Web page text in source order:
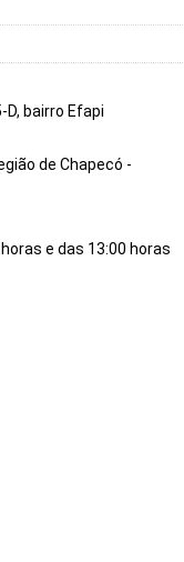
D, bairro Efapi
de Chapecó -
e das 13:00 horas